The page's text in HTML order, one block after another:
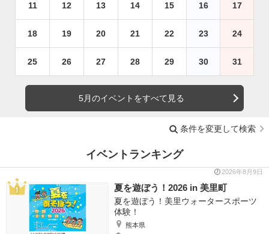
11 12 13 14 15 16 17
18 19 20 21 22 23 24
25 26 27 28 29 30 31
5月のイベントをすべて見る
条件を変更して検索
イベントランキング
2026年8月9日
夏を遊ぼう！2026 in 美里町
夏を遊ぼう！美里ウォータースポーツ
体験！
熊本県